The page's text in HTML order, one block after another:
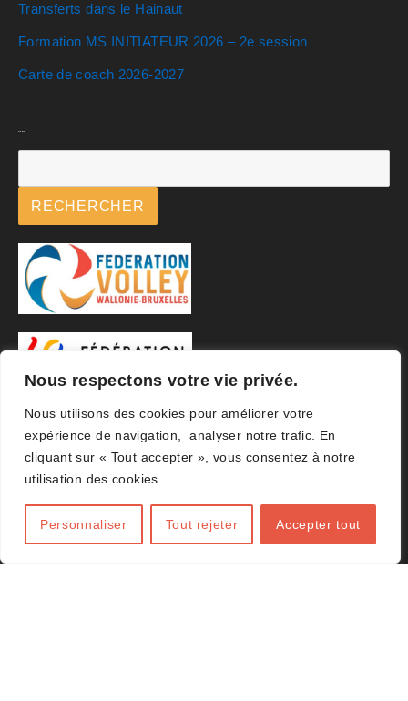
Nous respectons votre vie privée.
Nous utilisons des cookies pour améliorer votre
expérience de navigation, analyser notre trafic. En
cliquant sur « Tout accepter », vous consentez à notre
utilisation des cookies.
Personnaliser Tout rejeter Accepter tout
Transferts dans le Hainaut
Formation MS INITIATEUR 2026 – 2e session
Carte de coach 2026-2027
RECHERCHER